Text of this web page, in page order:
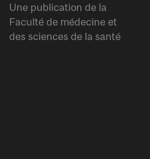
Une publication de la
Faculté de médecine et
des sciences de la santé